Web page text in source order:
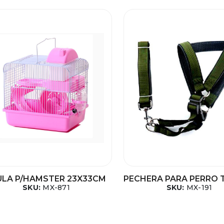
P/HAMSTER 23X33CM
SKU: MX-871
PECHERA PARA PERRO
SKU: MX-191